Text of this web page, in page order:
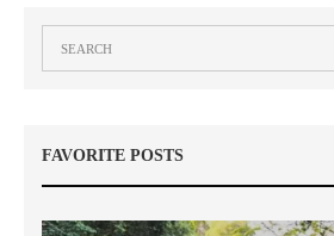
FAVORITE POSTS